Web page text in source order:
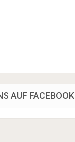
AUF FACEBOOK